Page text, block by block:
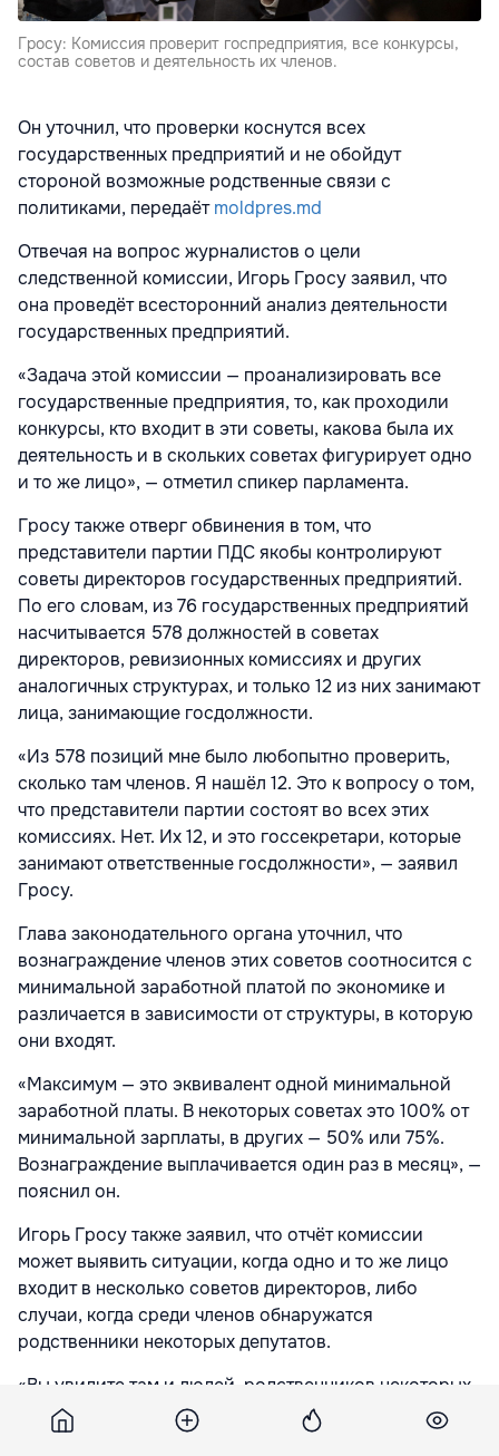
Гросу: Комиссия проверит госпредприятия, все конкурсы,
состав советов и деятельность их членов.
Он уточнил, что проверки коснутся всех
государственных предприятий и не обойдут
стороной возможные родственные связи с
политиками, передаётmoldpres.md
Отвечая на вопрос журналистов о цели
следственной комиссии, Игорь Гросу заявил, что
она проведёт всесторонний анализ деятельности
государственных предприятий.
«Задача этой комиссии — проанализировать все
государственные предприятия, то, как проходили
конкурсы, кто входит в эти советы, какова была их
деятельность и в скольких советах фигурирует одно
и то же лицо», — отметил спикер парламента.
Гросу также отверг обвинения в том, что
представители партии ПДС якобы контролируют
советы директоров государственных предприятий.
По его словам, из 76 государственных предприятий
насчитывается 578 должностей в советах
директоров, ревизионных комиссиях и других
аналогичных структурах, и только 12 из них занимают
лица, занимающие госдолжности.
«Из 578 позиций мне было любопытно проверить,
сколько там членов. Я нашёл 12. Это к вопросу о том,
что представители партии состоят во всех этих
комиссиях. Нет. Их 12, и это госсекретари, которые
занимают ответственные госдолжности», — заявил
Гросу.
Глава законодательного органа уточнил, что
вознаграждение членов этих советов соотносится с
минимальной заработной платой по экономике и
различается в зависимости от структуры, в которую
они входят.
«Максимум — это эквивалент одной минимальной
заработной платы. В некоторых советах это 100% от
минимальной зарплаты, в других — 50% или 75%.
Вознаграждение выплачивается один раз в месяц», —
пояснил он.
Игорь Гросу также заявил, что отчёт комиссии
может выявить ситуации, когда одно и то же лицо
входит в несколько советов директоров, либо
случаи, когда среди членов обнаружатся
родственники некоторых депутатов.
«Вы увидите там и людей, родственников некоторых
депутатов отсюда. Не обязательно из ПДС», — заявил
спикер парламента.